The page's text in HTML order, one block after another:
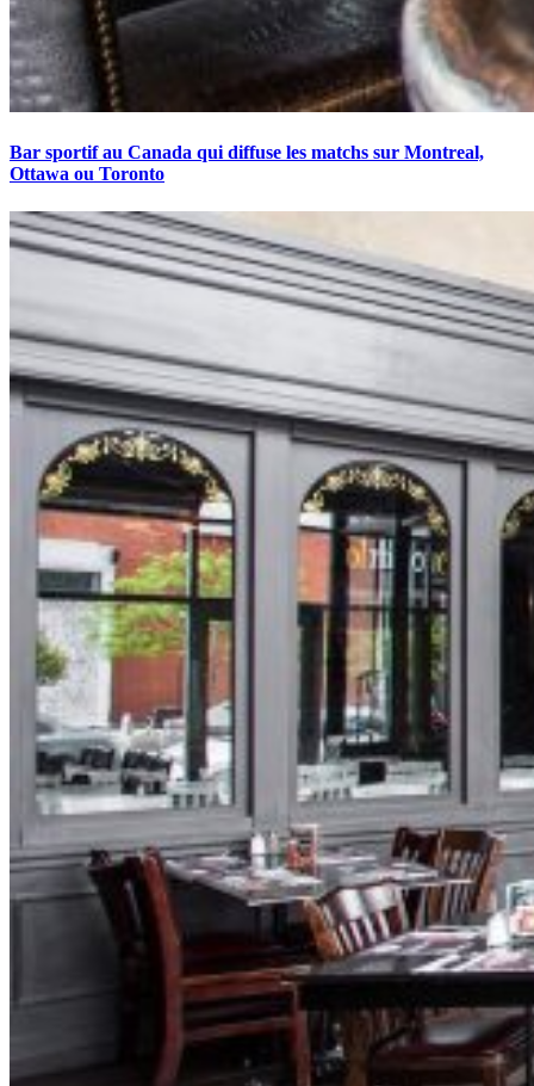
Bar sportif au Canada qui diffuse les matchs sur Montreal,
Ottawa ou Toronto